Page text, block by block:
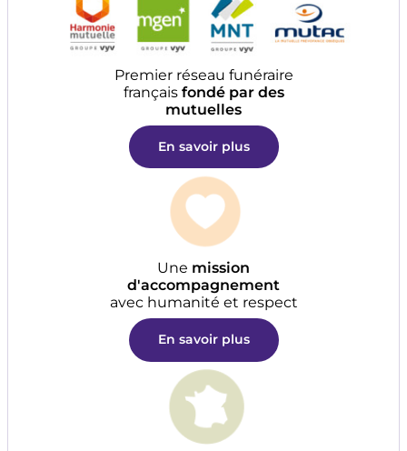
Premier réseau funéraire
français fondé par des
mutuelles
En savoir plus
Une mission
d'accompagnement
avec humanité et respect
En savoir plus